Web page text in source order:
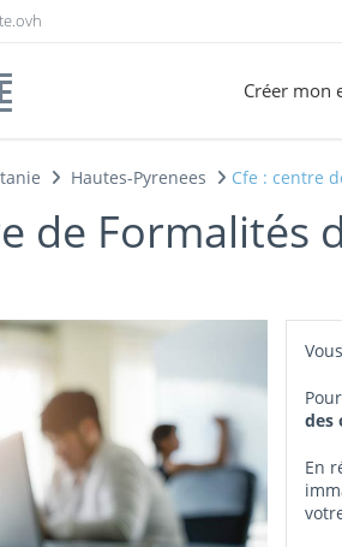
Créer mon
Hautes-Pyrenees Cfe : centre
de
des
En